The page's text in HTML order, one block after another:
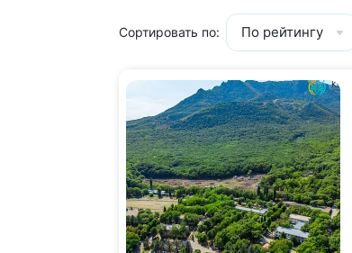
Сортировать по: По рейтингу